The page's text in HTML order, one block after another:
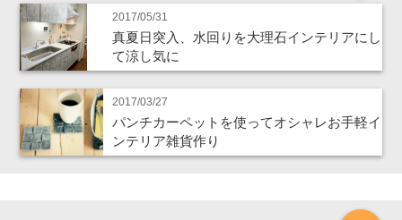
2017/05/31
真夏日突入、水回りを大理石インテリアにし
て涼し気に
2017/03/27
パンチカーペットを使ってオシャレお手軽イ
ンテリア雑貨作り